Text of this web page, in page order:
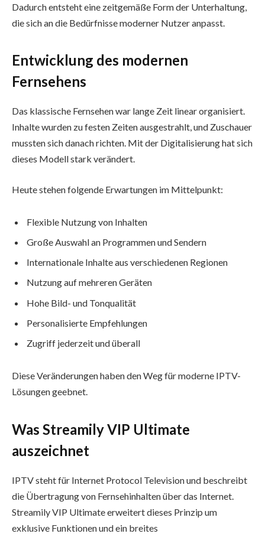
Dadurch entsteht eine zeitgemäße Form der Unterhaltung,
die sich an die Bedürfnisse moderner Nutzer anpasst.
Entwicklung des modernen
Fernsehens
Das klassische Fernsehen war lange Zeit linear organisiert.
Inhalte wurden zu festen Zeiten ausgestrahlt, und Zuschauer
mussten sich danach richten. Mit der Digitalisierung hat sich
dieses Modell stark verändert.
Heute stehen folgende Erwartungen im Mittelpunkt:
Flexible Nutzung von Inhalten
Große Auswahl an Programmen und Sendern
Internationale Inhalte aus verschiedenen Regionen
Nutzung auf mehreren Geräten
Hohe Bild- und Tonqualität
Personalisierte Empfehlungen
Zugriff jederzeit und überall
Diese Veränderungen haben den Weg für moderne IPTV-
Lösungen geebnet.
Was Streamily VIP Ultimate
auszeichnet
IPTV steht für Internet Protocol Television und beschreibt
die Übertragung von Fernsehinhalten über das Internet.
Streamily VIP Ultimate erweitert dieses Prinzip um
exklusive Funktionen und ein breites